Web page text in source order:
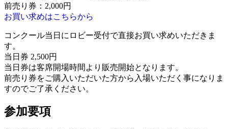
前売り券：2,000円
お買い求めはこちらから
コンクール当日にロビー受付で直接お買い求めいただきま
す。
当日券 2,500円
当日券は客席開場時間より販売開始となります。
前売り券をご購入いただいた方から入場いただく事になりま
すのでご了承ください。
参加要項